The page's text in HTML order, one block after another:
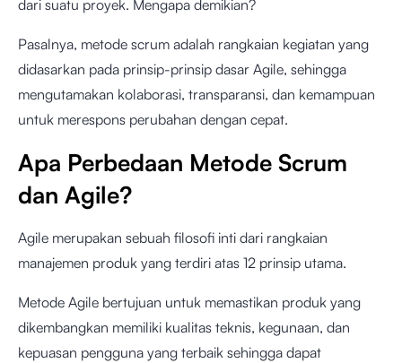
dari suatu proyek. Mengapa demikian?
Pasalnya, metode scrum adalah rangkaian kegiatan yang
didasarkan pada prinsip-prinsip dasar Agile, sehingga
mengutamakan kolaborasi, transparansi, dan kemampuan
untuk merespons perubahan dengan cepat.
Apa Perbedaan Metode Scrum
dan Agile?
Agile merupakan sebuah filosofi inti dari rangkaian
manajemen produk yang terdiri atas 12 prinsip utama.
Metode Agile bertujuan untuk memastikan produk yang
dikembangkan memiliki kualitas teknis, kegunaan, dan
kepuasan pengguna yang terbaik sehingga dapat